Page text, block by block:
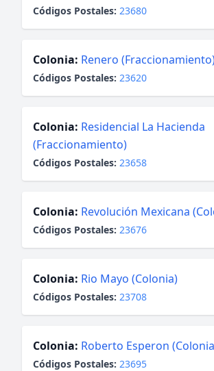
Códigos Postales: 23680
Colonia: Renero
Códigos Postales: 23620
Colonia: Residencial La Hacienda
(Fraccionamiento)
Códigos Postales: 23658
Colonia: Revolución Mexicana
Códigos Postales: 23676
Colonia: Rio Mayo (Colonia)
Códigos Postales: 23708
Colonia: Roberto Esperon
Códigos Postales: 23695